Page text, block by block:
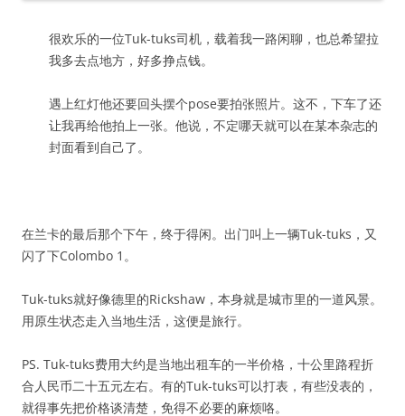
很欢乐的一位Tuk-tuks司机，载着我一路闲聊，也总希望拉
我多去点地方，好多挣点钱。
遇上红灯他还要回头摆个pose要拍张照片。这不，下车了还
让我再给他拍上一张。他说，不定哪天就可以在某本杂志的
封面看到自己了。
在兰卡的最后那个下午，终于得闲。出门叫上一辆Tuk-tuks，又
闪了下Colombo 1。
Tuk-tuks就好像德里的Rickshaw，本身就是城市里的一道风景。
用原生状态走入当地生活，这便是旅行。
PS. Tuk-tuks费用大约是当地出租车的一半价格，十公里路程折
合人民币二十五元左右。有的Tuk-tuks可以打表，有些没表的，
就得事先把价格谈清楚，免得不必要的麻烦咯。